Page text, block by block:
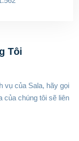
Tôi
vụ của Sala, hãy gọi
của chúng tôi sẽ liên